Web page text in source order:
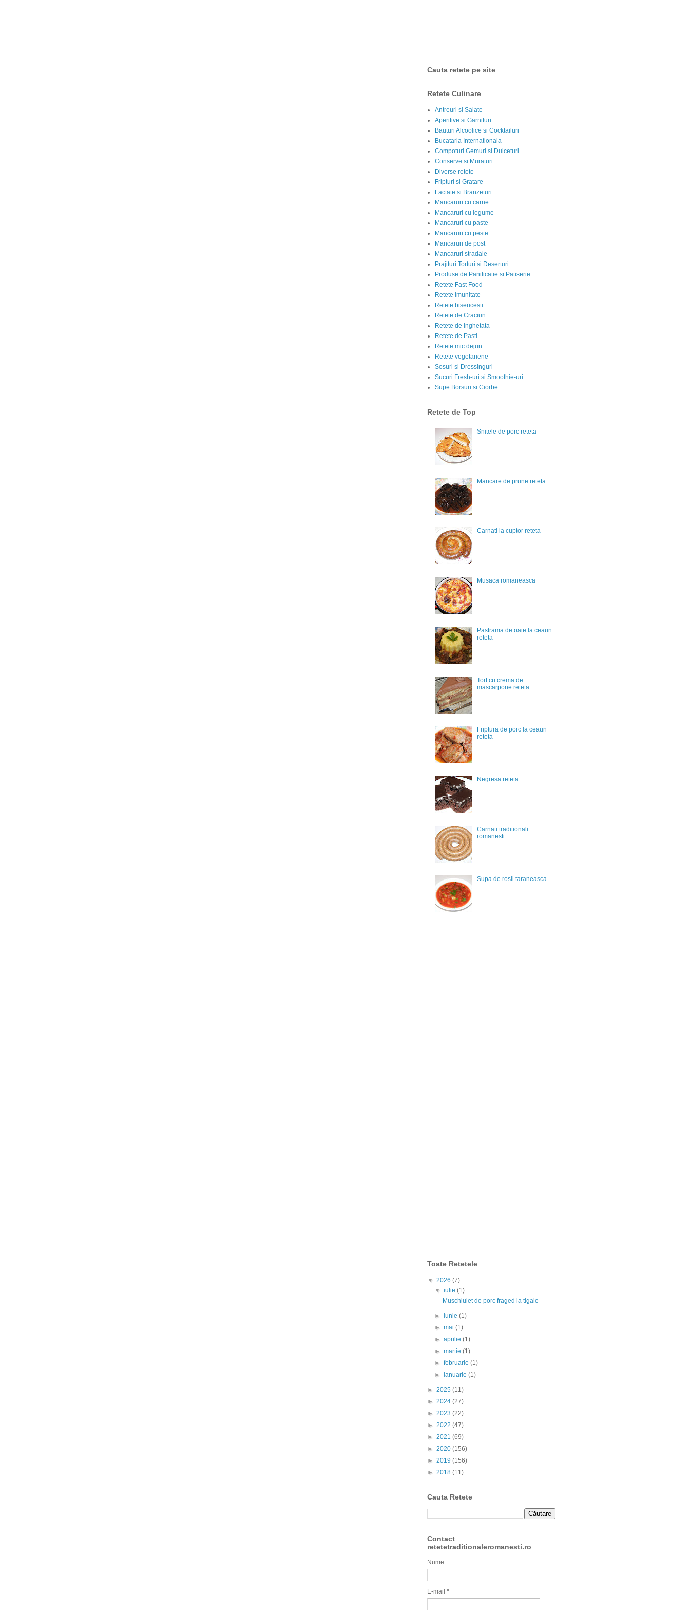
Cauta retete pe site
Retete Culinare
Antreuri si Salate
Aperitive si Garnituri
Bauturi Alcoolice si Cocktailuri
Bucataria Internationala
Compoturi Gemuri si Dulceturi
Conserve si Muraturi
Diverse retete
Fripturi si Gratare
Lactate si Branzeturi
Mancaruri cu carne
Mancaruri cu legume
Mancaruri cu paste
Mancaruri cu peste
Mancaruri de post
Mancaruri stradale
Prajituri Torturi si Deserturi
Produse de Panificatie si Patiserie
Retete Fast Food
Retete Imunitate
Retete bisericesti
Retete de Craciun
Retete de Inghetata
Retete de Pasti
Retete mic dejun
Retete vegetariene
Sosuri si Dressinguri
Sucuri Fresh-uri si Smoothie-uri
Supe Borsuri si Ciorbe
Retete de Top
Snitele de porc reteta
Mancare de prune reteta
Carnati la cuptor reteta
Musaca romaneasca
Pastrama de oaie la ceaun
reteta
Tort cu crema de
mascarpone reteta
Friptura de porc la ceaun
reteta
Negresa reteta
Carnati traditionali
romanesti
Supa de rosii taraneasca
Toate Retetele
▼ 2026 (7)
▼iulie(1)
Muschiulet de porc fraged la tigaie
►iunie(1)
►mai(1)
►aprilie(1)
►martie(1)
►februarie(1)
►ianuarie(1)
► 2025 (11)
► 2024 (27)
► 2023 (22)
► 2022 (47)
► 2021 (69)
► 2020 (156)
► 2019 (156)
► 2018 (11)
Cauta Retete
Contact
retetetraditionaleromanesti.ro
Nume
E-mail *